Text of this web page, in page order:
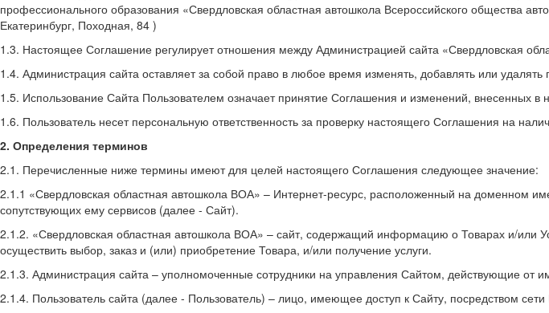
профессионального образования «Свердловская областная автошкола Всероссийского общества
Екатеринбург, Походная, 84 )
1.3. Настоящее Соглашение регулирует отношения между Администрацией сайта «Свердловская
1.4. Администрация сайта оставляет за собой право в любое время изменять, добавлять или
1.5. Использование Сайта Пользователем означает принятие Соглашения и изменений, внесенных
1.6. Пользователь несет персональную ответственность за проверку настоящего Соглашения на
2. Определения терминов
2.1. Перечисленные ниже термины имеют для целей настоящего Соглашения следующее значение:
2.1.1 «Свердловская областная автошкола ВОА» – Интернет-ресурс, расположенный на доменном
сопутствующих ему сервисов (далее - Сайт).
2.1.2. «Свердловская областная автошкола ВОА» – сайт, содержащий информацию о Товарах и/или
осуществить выбор, заказ и (или) приобретение Товара, и/или получение услуги.
2.1.3. Администрация сайта – уполномоченные сотрудники на управления Сайтом, действующие
2.1.4. Пользователь сайта (далее - Пользователь) – лицо, имеющее доступ к Сайту, посредством